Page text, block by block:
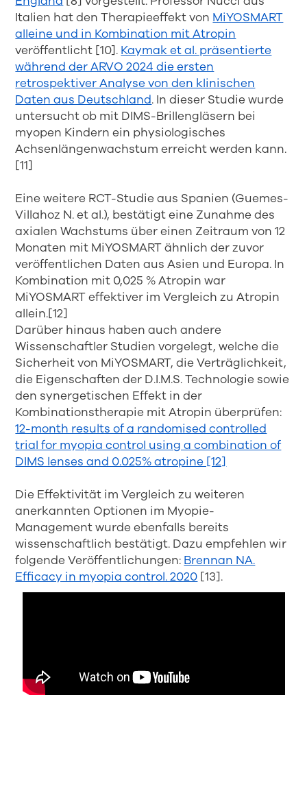
Italien hat den Therapieeffekt von MiYOSMART
alleine und in Kombination mit Atropin
veröffentlicht [10]. Kaymak et al. präsentierte
während der ARVO 2024 die ersten
retrospektiver Analyse von den klinischen
Daten aus Deutschland. In dieser Studie wurde
untersucht ob mit DIMS-Brillengläsern bei
myopen Kindern ein physiologisches
Achsenlängenwachstum erreicht werden kann.
[11]
Eine weitere RCT-Studie aus Spanien (Guemes-
Villahoz N. et al.), bestätigt eine Zunahme des
axialen Wachstums über einen Zeitraum von 12
Monaten mit MiYOSMART ähnlich der zuvor
veröffentlichen Daten aus Asien und Europa. In
Kombination mit 0,025 % Atropin war
MiYOSMART effektiver im Vergleich zu Atropin
allein.[12]
Darüber hinaus haben auch andere
Wissenschaftler Studien vorgelegt, welche die
Sicherheit von MiYOSMART, die Verträglichkeit,
die Eigenschaften der D.I.M.S. Technologie sowie
den synergetischen Effekt in der
Kombinationstherapie mit Atropin überprüfen:
12-month results of a randomised controlled
trial for myopia control using a combination of
DIMS lenses and 0.025% atropine [12]
Die Effektivität im Vergleich zu weiteren
anerkannten Optionen im Myopie-
Management wurde ebenfalls bereits
wissenschaftlich bestätigt. Dazu empfehlen wir
folgende Veröffentlichungen: Brennan NA.
Efficacy in myopia control. 2020 [13].